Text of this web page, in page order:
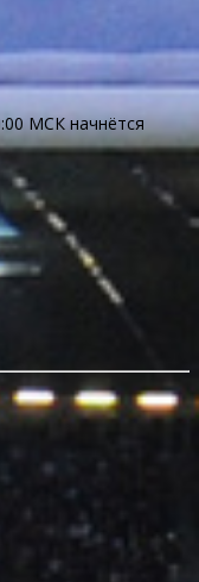
МСК начнётся